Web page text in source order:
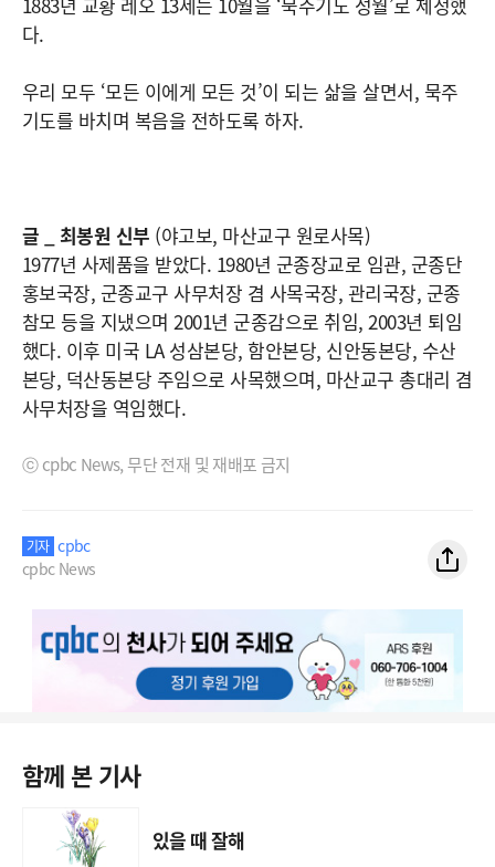
다.
우리 모두 ‘모든 이에게 모든 것’이 되는 삶을 살면서, 묵주
기도를 바치며 복음을 전하도록 하자.
글 _ 최봉원 신부 (야고보, 마산교구 원로사목)
1977년 사제품을 받았다. 1980년 군종장교로 임관, 군종단
홍보국장, 군종교구 사무처장 겸 사목국장, 관리국장, 군종
참모 등을 지냈으며 2001년 군종감으로 취임, 2003년 퇴임
했다. 이후 미국 LA 성삼본당, 함안본당, 신안동본당, 수산
본당, 덕산동본당 주임으로 사목했으며, 마산교구 총대리 겸
사무처장을 역임했다.
ⓒ cpbc News, 무단 전재 및 재배포 금지
기자 cpbc
cpbc News
함께 본 기사
있을 때 잘해